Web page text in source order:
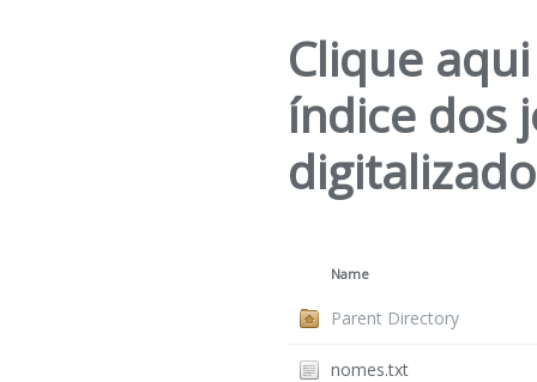
Clique
índice dos
Name
Parent Directory
nomes.txt